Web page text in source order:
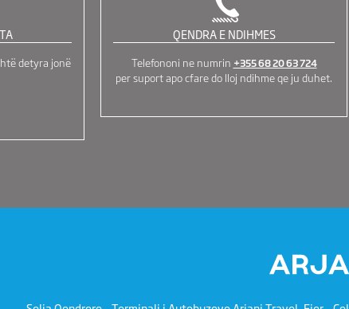
detyra jonë
QENDRA E NDIHMES
Telefononi ne numrin +355 68 20 63 724
per suport apo cfare do lloj ndihme qe ju duhet.